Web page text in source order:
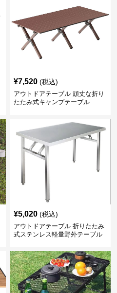
¥7,520 (税込)
アウトドアテーブル 頑丈な折り
たたみ式キャンプテーブル
¥5,020 (税込)
アウトドアテーブル 折りたたみ
式ステンレス軽量野外テーブル